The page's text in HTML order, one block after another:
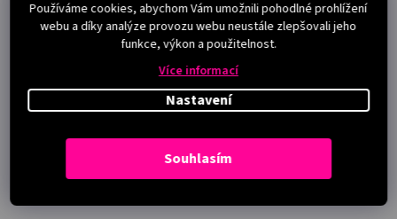
Používáme cookies, abychom Vám umožnili pohodlné prohlížení
webu a díky analýze provozu webu neustále zlepšovali jeho
funkce, výkon a použitelnost.
Více informací
Nastavení
Souhlasím